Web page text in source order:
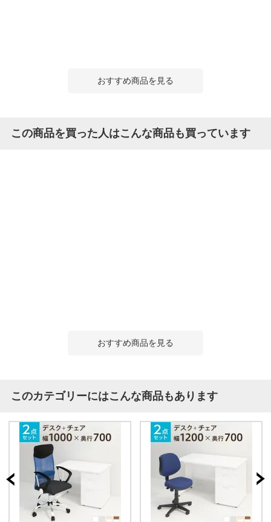
おすすめ商品を見る
この商品を買った人はこんな商品も買っています
おすすめ商品を見る
このカテゴリーにはこんな商品もあります